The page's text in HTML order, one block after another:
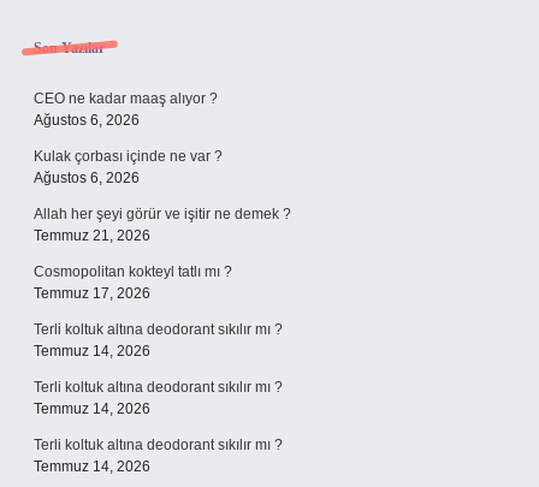
Sidebar
Son Yazılar
CEO ne kadar maaş alıyor ?
Ağustos 6, 2026
Kulak çorbası içinde ne var ?
Ağustos 6, 2026
Allah her şeyi görür ve işitir ne demek ?
Temmuz 21, 2026
Cosmopolitan kokteyl tatlı mı ?
Temmuz 17, 2026
Terli koltuk altına deodorant sıkılır mı ?
Temmuz 14, 2026
Terli koltuk altına deodorant sıkılır mı ?
Temmuz 14, 2026
Terli koltuk altına deodorant sıkılır mı ?
Temmuz 14, 2026